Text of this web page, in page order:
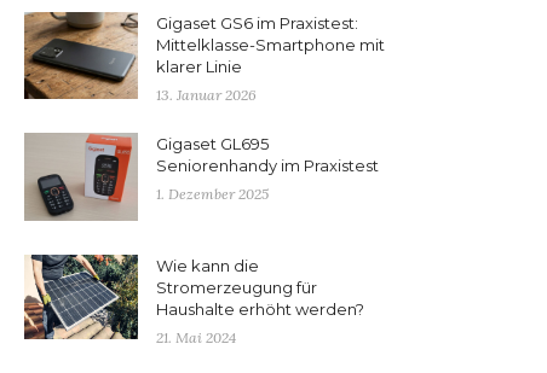
Gigaset GS6 im Praxistest:
Mittelklasse-Smartphone mit
klarer Linie
13. Januar 2026
Gigaset GL695
Seniorenhandy im Praxistest
1. Dezember 2025
Wie kann die
Stromerzeugung für
Haushalte erhöht werden?
21. Mai 2024